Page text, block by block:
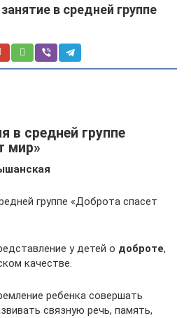
в средней группе
в средней группе
мир»
группе «Доброта спасет
у детей о доброте,
качестве.
ребенка совершать
связную речь, память,